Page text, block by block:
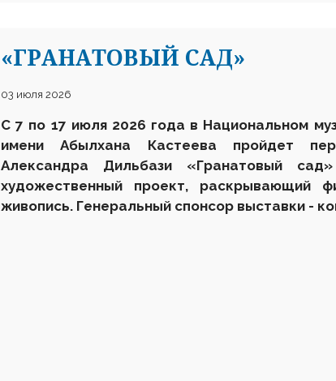
«ГРАНАТОВЫЙ САД»
03 июля 2026
С 7 по 17 июля 2026 года в Национальном
имени Абылхана Кастеева пройдет
Александра Дильбази «Гранатовый
художественный проект, раскрывающий
живопись. Генеральный спонсор выставки -